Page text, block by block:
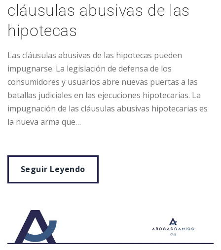
cláusulas abusivas de las
hipotecas
Las cláusulas abusivas de las hipotecas pueden
impugnarse. La legislación de defensa de los
consumidores y usuarios abre nuevas puertas a las
batallas judiciales en las ejecuciones hipotecarias. La
impugnación de las cláusulas abusivas hipotecarias es
la nueva arma que…
Seguir Leyendo